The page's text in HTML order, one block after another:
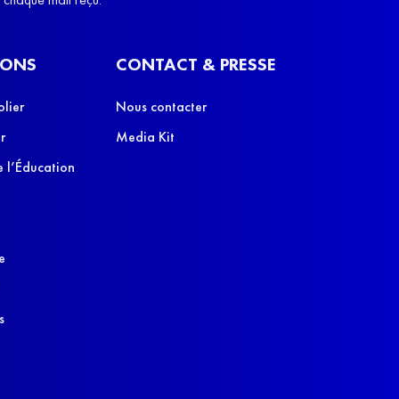
l’Éducation
CONTACT & PRESSE
Nous contacter
Media Kit